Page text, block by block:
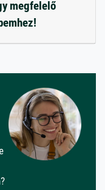
megfelelő